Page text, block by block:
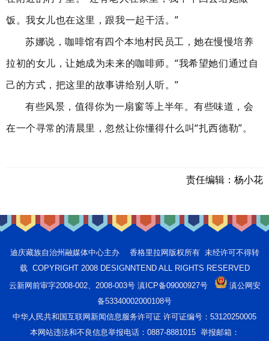
饭。我女儿也在这里，跟我一起干活。”
苏娜说，咖啡馆有四个本地村民员工，她在慢慢培养
拉初的女儿，让她成为未来的咖啡师。“我希望她们通过自
己的方式，把这里的故事讲给别人听。”
有些风景，值得你为一扇窗等上半年。有些味道，会
在一个寻常的清晨里，忽然让你懂得什么叫“扎西德勒”。
责任编辑： 杨小花
迪庆藏族自治州融媒体中心主办 香格里拉网版权所有 未经许可不得转
载 COPYRIGHT 2008 DESIGNNTEND ALL RIGHTS RESERVED
云新网前审字2008-002、2008-003号 滇ICP备09000927号
滇公网安
备53340002000108号
中华人民共和国互联网新闻信息服务许可证 许可证编号：53120250005
本网站违法和不良信息举报电话：0887-8881015 举报邮箱：